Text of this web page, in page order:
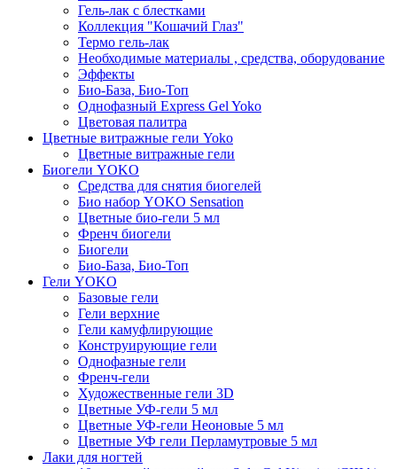
Гель-лак с блестками
Коллекция "Кошачий Глаз"
Термо гель-лак
Необходимые материалы , средства, оборудование
Эффекты
Био-База, Био-Топ
Однофазный Express Gel Yoko
Цветовая палитра
Цветные витражные гели Yoko
Цветные витражные гели
Биогели YOKO
Средства для снятия биогелей
Био набор YOKO Sensation
Цветные био-гели 5 мл
Френч биогели
Биогели
Био-База, Био-Топ
Гели YOKO
Базовые гели
Гели верхние
Гели камуфлирующие
Конструирующие гели
Однофазные гели
Френч-гели
Художественные гели 3D
Цветные УФ-гели 5 мл
Цветные УФ-гели Неоновые 5 мл
Цветные УФ гели Перламутровые 5 мл
Лаки для ногтей